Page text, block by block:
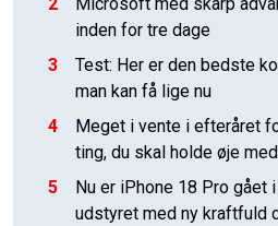
inden for tre dage
3
Test: Her er den bedste
man kan få lige nu
4
Meget i vente i efteråret
ting, du skal holde øje med
5
Nu er iPhone 18 Pro gået
udstyret med ny kraftfuld